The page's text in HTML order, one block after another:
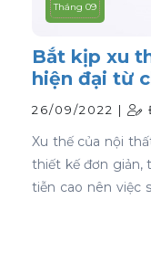
Tháng 09
Bắt kịp xu
hiện đại từ
cong
26/09/2022 |
Xu thế của nội
thiết kế đơn giản,
tiễn cao nên việc